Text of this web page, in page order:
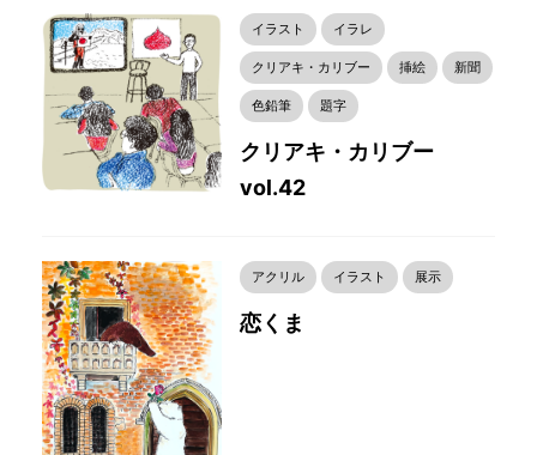
イラスト イラレ
クリアキ・カリブー 挿絵 新聞
色鉛筆 題字
クリアキ・カリブー
vol.42
アクリル イラスト 展示
恋くま